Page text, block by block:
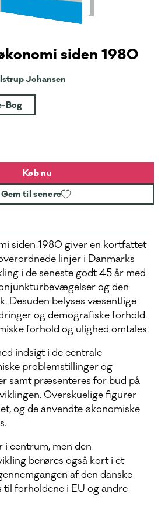
siden 1980
Johansen
Bog
Køb nu
Gem til senere
siden 1980 giver en kortfattet
linjer i Danmarks
i de seneste godt 45 år med
og den
Desuden belyses væsentlige
og demografiske forhold.
forhold og ulighed omtales.
indsigt i de centrale
problemstillinger og
samt præsenteres for bud på
Overskuelige figurer
og de anvendte økonomiske
i centrum, men den
berøres også kort i et
af den danske
til forholdene i EU og andre